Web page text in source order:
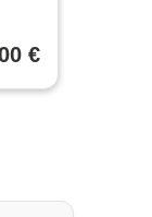
€